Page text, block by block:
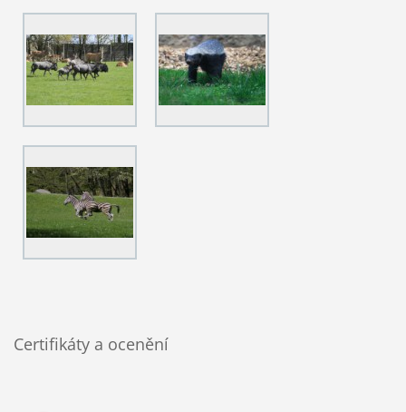
Certifikáty a ocenění